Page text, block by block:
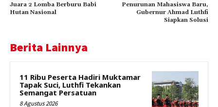
Juara 2 Lomba Berburu Babi
Hutan Nasional
Penurunan Mahasiswa Baru,
Gubernur Ahmad Luthfi
Siapkan Solusi
Berita Lainnya
11 Ribu Peserta Hadiri Muktamar
Tapak Suci, Luthfi Tekankan
Semangat Persatuan
8 Agustus 2026